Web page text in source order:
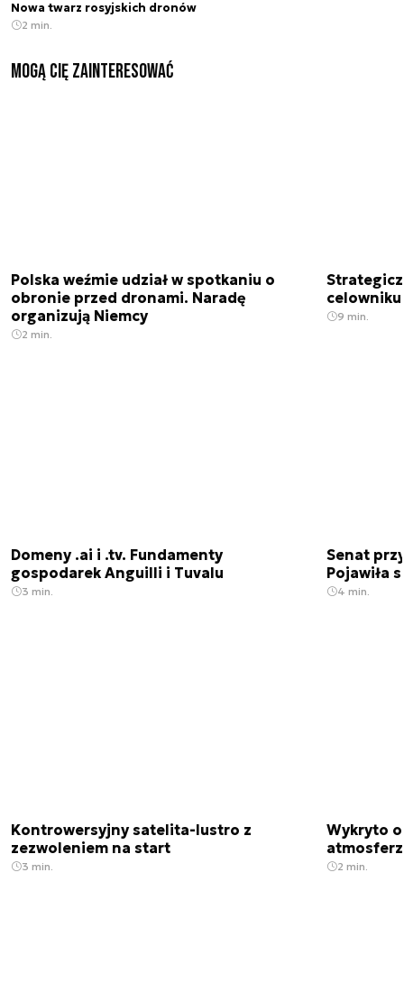
Nowa twarz rosyjskich dronów
2 min.
Mogą Cię zainteresować
Polska weźmie udział w spotkaniu o
obronie przed dronami. Naradę
organizują Niemcy
2 min.
9 min.
Domeny .ai i .tv. Fundamenty
gospodarek Anguilli i Tuvalu
3 min.
Senat
Pojawiła
4 min.
Kontrowersyjny satelita-lustro z
zezwoleniem na start
3 min.
Wykryto
2 min.